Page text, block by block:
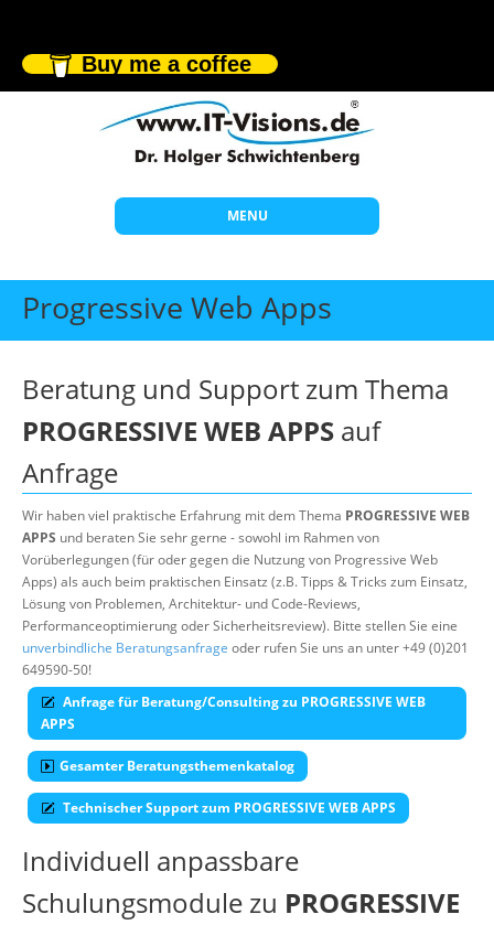
Buy me a coffee
MENU
Start
Themen
Individuelle Schulungen
Offene Seminare
Über uns
Suche
Progressive Web Apps
Beratung und Support zum Thema
PROGRESSIVE WEB APPS auf
Anfrage
Wir haben viel praktische Erfahrung mit dem Thema PROGRESSIVE WEB
APPS und beraten Sie sehr gerne - sowohl im Rahmen von
Vorüberlegungen (für oder gegen die Nutzung von Progressive Web
Apps) als auch beim praktischen Einsatz (z.B. Tipps & Tricks zum Einsatz,
Lösung von Problemen, Architektur- und Code-Reviews,
Performanceoptimierung oder Sicherheitsreview). Bitte stellen Sie eine
unverbindliche Beratungsanfrage oder rufen Sie uns an unter +49 (0)201
649590-50!
Anfrage für Beratung/Consulting zu PROGRESSIVE WEB
APPS
Gesamter Beratungsthemenkatalog
Technischer Support zum PROGRESSIVE WEB APPS
Individuell anpassbare
Schulungsmodule zu PROGRESSIVE